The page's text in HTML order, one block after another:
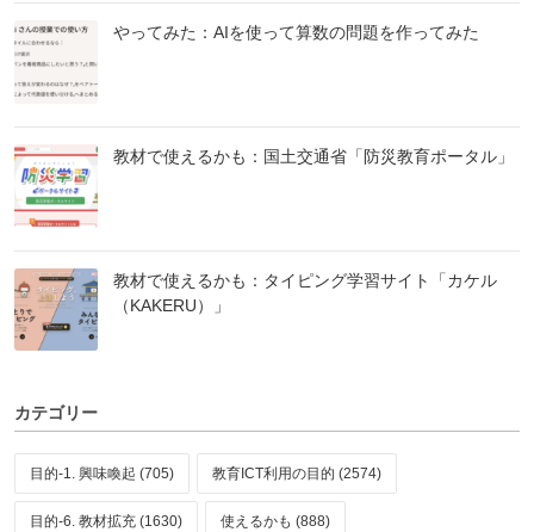
やってみた：AIを使って算数の問題を作ってみた
教材で使えるかも：国土交通省「防災教育ポータル」
教材で使えるかも：タイピング学習サイト「カケル
（KAKERU）」
カテゴリー
目的-1. 興味喚起 (705) 教育ICT利用の目的 (2574)
目的-6. 教材拡充 (1630) 使えるかも (888)